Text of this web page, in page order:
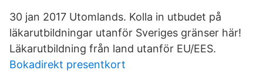
30 jan 2017 Utomlands. Kolla in utbudet på
läkarutbildningar utanför Sveriges gränser här!
Läkarutbildning från land utanför EU/EES.
Bokadirekt presentkort